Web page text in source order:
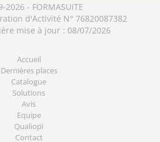
2026 - FORMASUITE
d'Activité N° 76820087382
mise à jour : 08/07/2026
Accueil
Dernières places
Catalogue
Solutions
Avis
Equipe
Qualiopi
Contact